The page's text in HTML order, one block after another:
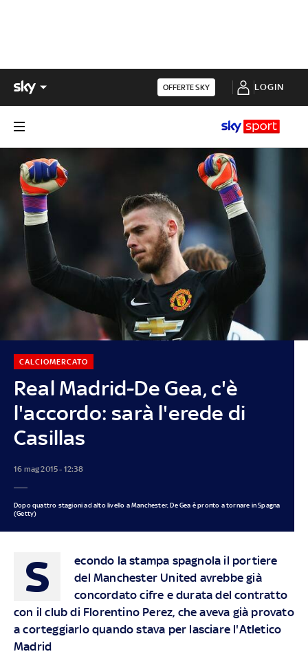
OFFERTE SKY LOGIN
Real Madrid-De Gea, c'è
l'accordo: sarà l'erede di
Casillas
CALCIOMERCATO
16 mag 2015 - 12:38
Dopo quattro stagioni ad alto livello a Manchester, De Gea è pronto a tornare in Spagna
(Getty)
S
econdo la stampa spagnola il portiere
del Manchester United avrebbe già
concordato cifre e durata del contratto
con il club di Florentino Perez, che aveva già provato
a corteggiarlo quando stava per lasciare l'Atletico
Madrid